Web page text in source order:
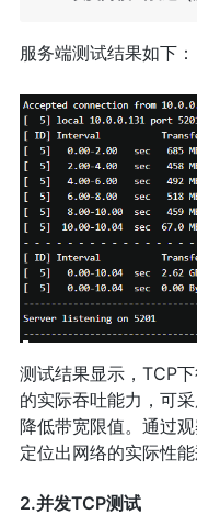
服务端测试结果如下：
测试结果显示，TCP
的实际吞吐能力，可
降低带宽限值。通过
定位出网络的实际性能
2.并发TCP测试